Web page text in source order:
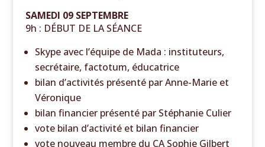
SAMEDI 09 SEPTEMBRE
9h : DÉBUT DE LA SÉANCE
Skype avec l’équipe de Mada : instituteurs,
secrétaire, factotum, éducatrice
bilan d’activités présenté par Anne-Marie et
Véronique
bilan financier présenté par Stéphanie Culier
vote bilan d’activité et bilan financier
vote nouveau membre du CA Sophie Gilbert